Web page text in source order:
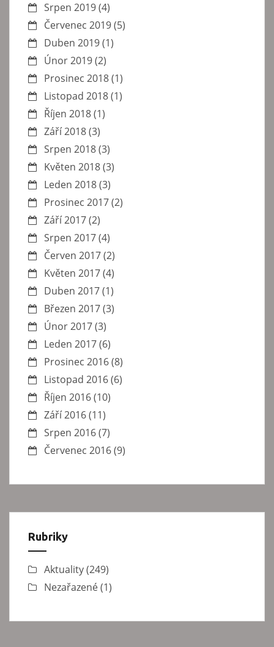
Srpen 2019(4)
Červenec 2019(5)
Duben 2019(1)
Únor 2019(2)
Prosinec 2018(1)
Listopad 2018(1)
Říjen 2018(1)
Září 2018(3)
Srpen 2018(3)
Květen 2018(3)
Leden 2018(3)
Prosinec 2017(2)
Září 2017(2)
Srpen 2017(4)
Červen 2017(2)
Květen 2017(4)
Duben 2017(1)
Březen 2017(3)
Únor 2017(3)
Leden 2017(6)
Prosinec 2016(8)
Listopad 2016(6)
Říjen 2016(10)
Září 2016(11)
Srpen 2016(7)
Červenec 2016(9)
Rubriky
Aktuality(249)
Nezařazené(1)